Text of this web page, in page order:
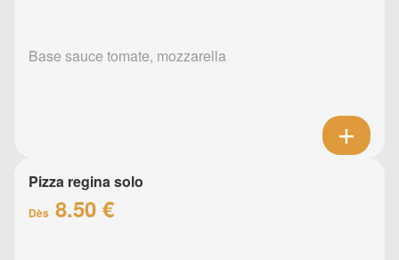
Base sauce tomate, mozzarella
Pizza regina solo
Dès 8.50 €